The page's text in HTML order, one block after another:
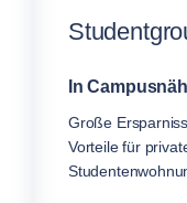
In
Große
Vorteile für